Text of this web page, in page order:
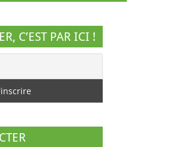
C’EST PAR ICI !